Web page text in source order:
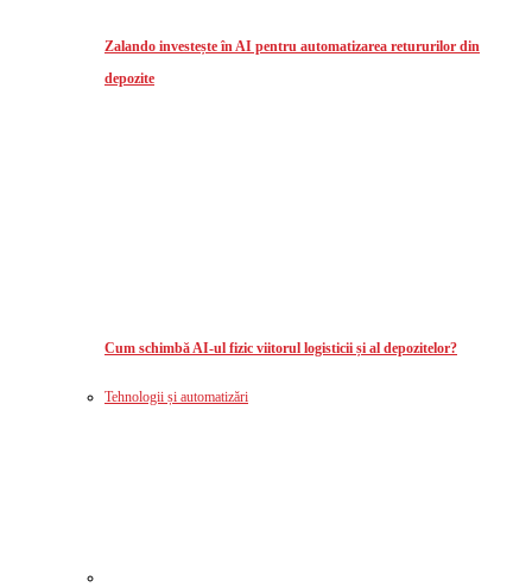
Zalando investește în AI pentru automatizarea retururilor din
depozite
Cum schimbă AI-ul fizic viitorul logisticii și al depozitelor?
Tehnologii și automatizări